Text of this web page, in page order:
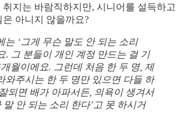
지는 바람직하지만, 시니어를 설득하고
아니지 않을까요?
는 ‘그게 무슨 말도 안 되는 소리
. 그 분들이 개인 계정 만드는 걸 기
월이에요. 그런데 처음 한 두 명, 제
와주시는 한 두 명만 있으면 다들 하
되면 배가 아파서든, 의욕이 생겨서
말 안 되는 소리 한다’고 못 하시거